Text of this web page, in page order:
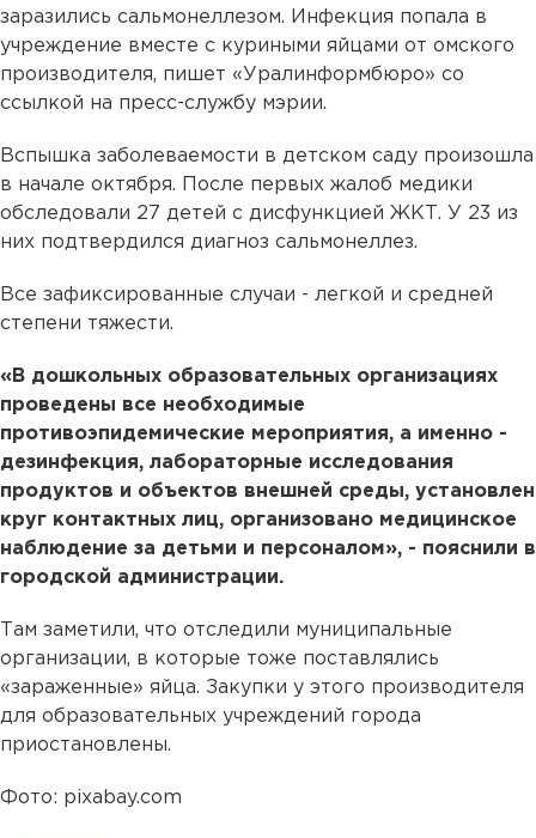
заразились сальмонеллезом. Инфекция попала в
учреждение вместе с куриными яйцами от омского
производителя, пишет «Уралинформбюро» со
ссылкой на пресс-службу мэрии.
Вспышка заболеваемости в детском саду произошла
в начале октября. После первых жалоб медики
обследовали 27 детей с дисфункцией ЖКТ. У 23 из
них подтвердился диагноз сальмонеллез.
Все зафиксированные случаи - легкой и средней
степени тяжести.
«В дошкольных образовательных организациях
проведены все необходимые
противоэпидемические мероприятия, а именно -
дезинфекция, лабораторные исследования
продуктов и объектов внешней среды, установлен
круг контактных лиц, организовано медицинское
наблюдение за детьми и персоналом», - пояснили в
городской администрации.
Там заметили, что отследили муниципальные
организации, в которые тоже поставлялись
«зараженные» яйца. Закупки у этого производителя
для образовательных учреждений города
приостановлены.
Фото: pixabay.com